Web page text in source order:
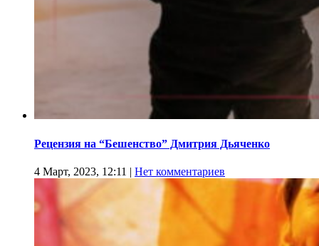
Рецензия на “Бешенство” Дмитрия Дьяченко
4 Март, 2023, 12:11 | Нет комментариев